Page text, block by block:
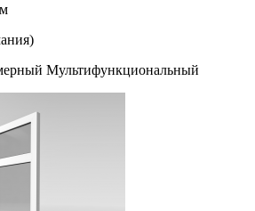
Мультифункциональный